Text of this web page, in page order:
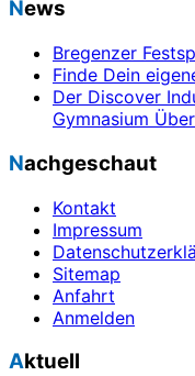
News
Bregenzer
Finde Dein
Der Discover
Gymnasium
Nachgeschaut
Kontakt
Impressum
Sitemap
Anfahrt
Anmelden
Aktuell